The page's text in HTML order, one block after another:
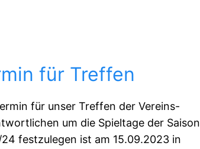
für Treffen
für unser Treffen der Vereins-
um die Spieltage der Saison
festzulegen ist am 15.09.2023 in